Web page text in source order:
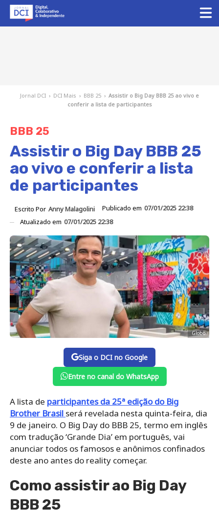
Jornal DCI › DCI Mais › BBB 25 › Assistir o Big Day BBB 25 ao vivo e
conferir a lista de participantes
BBB 25
Assistir o Big Day BBB 25
ao vivo e conferir a lista
de participantes
Escrito Por Anny Malagolini Publicado em 07/01/2025 22:38
Atualizado em 07/01/2025 22:38
Globo
Siga o DCI no Google
Entre no canal do WhatsApp
A lista de participantes da 25ª edição do Big
Brother Brasil será revelada nesta quinta-feira, dia
9 de janeiro. O Big Day do BBB 25, termo em inglês
com tradução ‘Grande Dia’ em português, vai
anunciar todos os famosos e anônimos confinados
deste ano antes do reality começar.
Como assistir ao Big Day
BBB 25